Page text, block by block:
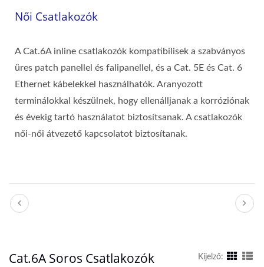
Női Csatlakozók
A Cat.6A inline csatlakozók kompatibilisek a szabványos
üres patch panellel és falipanellel, és a Cat. 5E és Cat. 6
Ethernet kábelekkel használhatók. Aranyozott
terminálokkal készülnek, hogy ellenálljanak a korróziónak
és évekig tartó használatot biztosítsanak. A csatlakozók
női-női átvezető kapcsolatot biztosítanak.
Cat.6A Soros Csatlakozók Kijelző: